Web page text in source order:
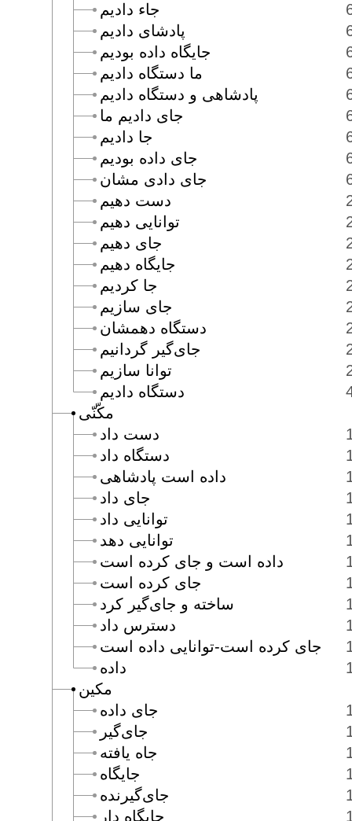
مكّنّى
مكين
جاء داديم
پادشاى داديم
جايگاه داده بوديم
ما دستگاه داديم
پادشاهى و دستگاه داديم
جاى داديم ما
جا داديم
جاى داده بوديم
جاى دادى مشان
دست دهيم
توانايى دهيم
جاى دهيم
جايگاه دهيم
جا كرديم
جاى سازيم
دستگاه دهمشان
جاى‌گير گردانيم
توانا سازيم
دستگاه داديم
دست داد
دستگاه داد
داده است پادشاهى
جاى داد
توانايى داد
توانايى دهد
داده است و جاى كرده است
جاى كرده است
ساخته و جاى‌گير كرد
دسترس داد
جاى كرده است-توانايى داده است
داده
جاى داده
جاى‌گير
جاه يافته
جايگاه
جاى‌گيرنده
جايگاه دار